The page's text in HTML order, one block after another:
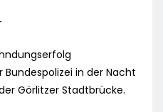
in der Nacht
Görlitzer Stadtbrücke.